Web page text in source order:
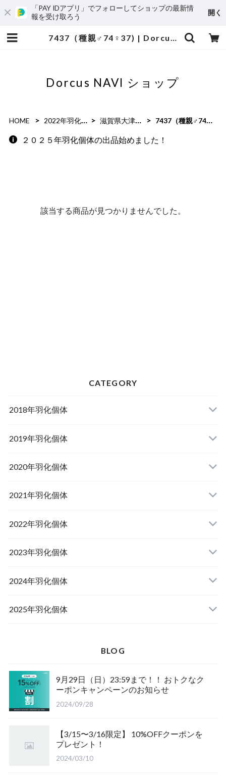
「PAY IDアプリ」でフォローしてショップの最新情
報を受け取ろう
開く
7437（種親♂74♀37) | Dorcus NAVI ショップ
Dorcus NAVI ショップ
HOME 2022年羽化個体 滋賀県大津市産 7437（種親♂74♀37)
２０２５年羽化個体の出品始めました！
該当する商品が見つかりませんでした。
CATEGORY
2018年羽化個体
佐賀県神埼郡産オオクワガタ
2019年羽化個体
山梨県韮崎市産オオクワガタ
山梨県韮崎市韮崎町産オオクワガタ
佐賀県神埼郡神埼町産オオクワガタ
2020年羽化個体
山梨県韮崎市穂坂町産
山梨県甲斐市産
山形県西置賜郡小國町産
新潟県十日町市産
2021年羽化個体
山梨県韮崎市穂坂町産
兵庫県川辺郡猪名川町産
山梨県甲斐市産
佐賀県神埼郡神埼町
福島県南会津郡産
2022年羽化個体
青森県十和田市産
宮城県栗原市産
茨城県小美玉市産
三重県いなべ市産
長崎県対馬市産
2023年羽化個体
岩手県奥州市産
山形県西置賜郡小國町産
山梨県韮崎市産
香川県綾歌郡産綾上町産
2024年羽化個体
青森県十和田市産
新潟県東蒲原郡阿賀町
山梨県甲府市産
2025年羽化個体
茨城県稲敷郡産
山梨県韮崎市穂坂町産
BLOG
9月29日（日）23:59まで！！ おトクなク
ーポンキャンペーンのお知らせ
2024/09/28
【3/15〜3/16限定】 10%OFFクーポンを
プレゼント！
2024/03/10